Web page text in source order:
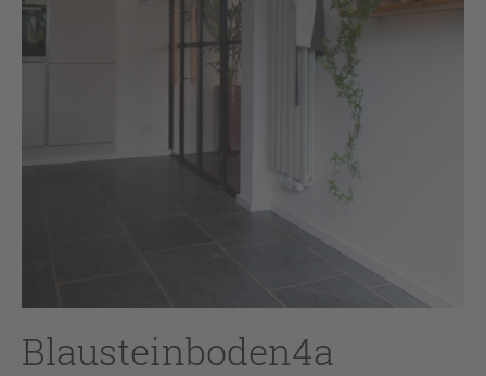
Blausteinboden4a